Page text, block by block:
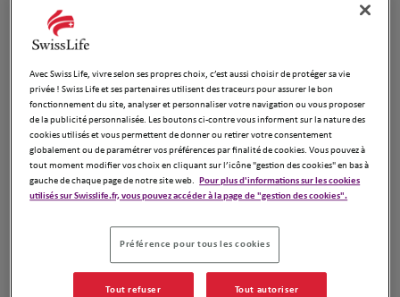
3
3.46 km
62 Rue Porte de Jonquerettes
84450 Saint-Saturnin lès Avignon
Fermé actuellement
Numéro
Voir plus
Hervé DUPLA
26 Boulevard Gambetta
Avec Swiss Life, vivre selon ses propres choix, c’est aussi choisir de protéger sa vie
privée ! Swiss Life et ses partenaires utilisent des traceurs pour assurer le bon
fonctionnement du site, analyser et personnaliser votre navigation ou vous proposer
de la publicité personnalisée. Les boutons ci-contre vous informent sur la nature des
cookies utilisés et vous permettent de donner ou retirer votre consentement
globalement ou de paramétrer vos préférences par finalité de cookies. Vous pouvez à
tout moment modifier vos choix en cliquant sur l’icône "gestion des cookies" en bas à
gauche de chaque page de notre site web. Pour plus d'informations sur les cookies
utilisés sur Swisslife.fr, vous pouvez accéder à la page de "gestion des cookies".
Préférence pour tous les cookies
Tout refuser Tout autoriser